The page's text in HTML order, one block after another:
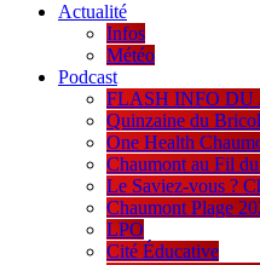
Actualité
Infos
Météo
Podcast
FLASH INFO DU
Quinzaine du
One Health
Chaumont au Fil
Le Saviez-vous ?
Chaumont Plage
LPO
Cité Éducative